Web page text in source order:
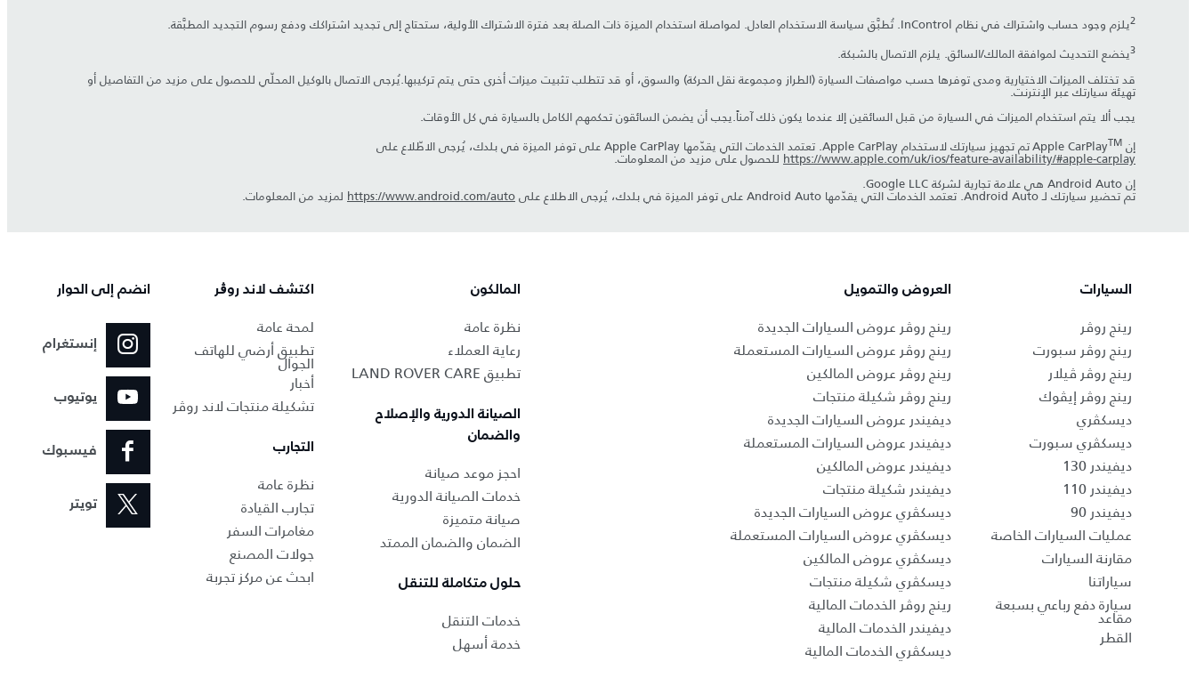
2يلزم وجود حساب واشتراك في نظام InControl. تُطبَّق سياسة الاستخدام العادل. لمواصلة استخدام الميزة ذات الصلة بعد فترة الاشتراك الأولية، ستحتاج إلى تجديد اشتراكك ودفع رسوم التجديد المطبَّقة.
3يخضع التحديث لموافقة المالك/السائق. يلزم الاتصال بالشبكة.
قد تختلف الميزات الاختيارية ومدى توفرها حسب مواصفات السيارة (الطراز ومجموعة نقل الحركة) والسوق، أو قد تتطلب تثبيت ميزات أخرى حتى يتم تركيبها.يُرجى الاتصال بالوكيل المحلّي للحصول على مزيد من التفاصيل أو
تهيئة سيارتك عبر الإنترنت.
يجب ألا يتم استخدام الميزات في السيارة من قبل السائقين إلا عندما يكون ذلك آمناً.يجب أن يضمن السائقون تحكمهم الكامل بالسيارة في كل الأوقات.
إن Apple CarPlay TM تم تجهيز سيارتك لاستخدام Apple CarPlay. تعتمد الخدمات التي يقدّمها Apple CarPlay على توفر الميزة في بلدك، يُرجى الاطّلاع على
https://www.apple.com/uk/ios/feature-availability/#apple-carplay للحصول على مزيد من المعلومات.
إن Android Auto هي علامة تجارية لشركة Google LLC.
تم تحضير سيارتك لـ Android Auto. تعتمد الخدمات التي يقدّمها Android Auto على توفر الميزة في بلدك، يُرجى الاطلاع على https://www.android.com/auto لمزيد من المعلومات.
السيارات
رينج روڤر
رينج روڤر سبورت
رينج روڤر ڤيلار
رينج روڤر إيڤوك
ديسكڤري
ديسكڤري سبورت
ديفيندر 130
ديفيندر 110
ديفيندر 90
عمليات السيارات الخاصة
مقارنة السيارات
سياراتنا
سيارة دفع رباعي بسبعة
مقاعد
القطر
العروض والتمويل
رينج روڤر عروض السيارات الجديدة
رينج روڤر عروض السيارات المستعملة
رينج روڤر عروض المالكين
رينج روڤر شكيلة منتجات
ديفيندر عروض السيارات الجديدة
ديفيندر عروض السيارات المستعملة
ديفيندر عروض المالكين
ديفيندر شكيلة منتجات
ديسكڤري عروض السيارات الجديدة
ديسكڤري عروض السيارات المستعملة
ديسكڤري عروض المالكين
ديسكڤري شكيلة منتجات
رينج روڤر الخدمات المالية
ديفيندر الخدمات المالية
ديسكڤري الخدمات المالية
المالكون
نظرة عامة
رعاية العملاء
تطبيق LAND ROVER CARE
الصيانة الدورية والإصلاح
والضمان
احجز موعد صيانة
خدمات الصيانة الدورية
صيانة متميزة
الضمان والضمان الممتد
حلول متكاملة للتنقل
خدمات التنقل
خدمة أسهل
اكتشف لاند روڨر
لمحة عامة
تطبيق أرضي للهاتف
الجوال
أخبار
تشكيلة منتجات لاند روڤر
التجارب
نظرة عامة
تجارب القيادة
مغامرات السفر
جولات المصنع
ابحث عن مركز تجربة
انضم إلى الحوار
إنستغرام
يوتيوب
فيسبوك
تويتر